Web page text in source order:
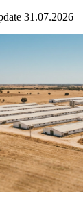
31.07.2026